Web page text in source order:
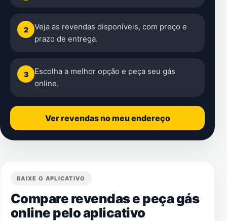
2
Veja as revendas disponíveis, com preço e
prazo de entrega.
3
Escolha a melhor opção e peça seu gás
online.
Ver revendas no meu endereço
BAIXE O APLICATIVO
Compare revendas e peça gás
online pelo aplicativo